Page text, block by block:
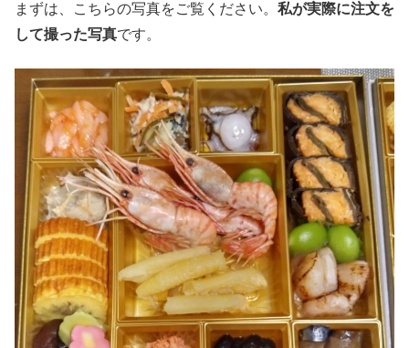
まずは、こちらの写真をご覧ください。 私が実際に注文を
して撮った写真です。